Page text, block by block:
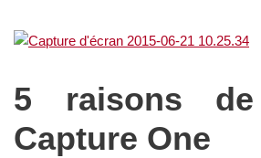
5 raisons
Capture One